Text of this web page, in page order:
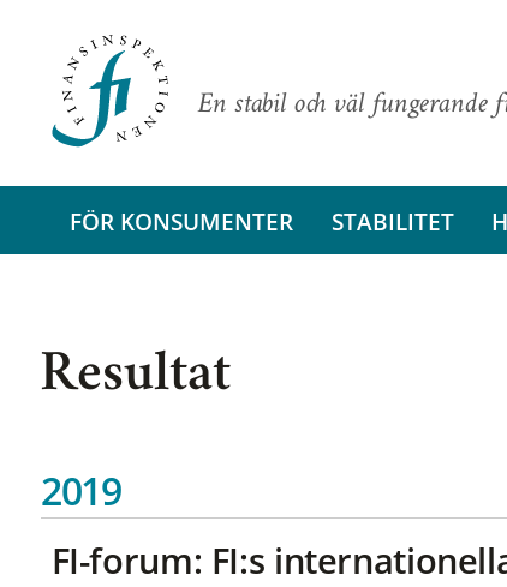
En stabil och väl fungerande
FÖR KONSUMENTER STABILITET
Resultat
2019
FI-forum: FI:s